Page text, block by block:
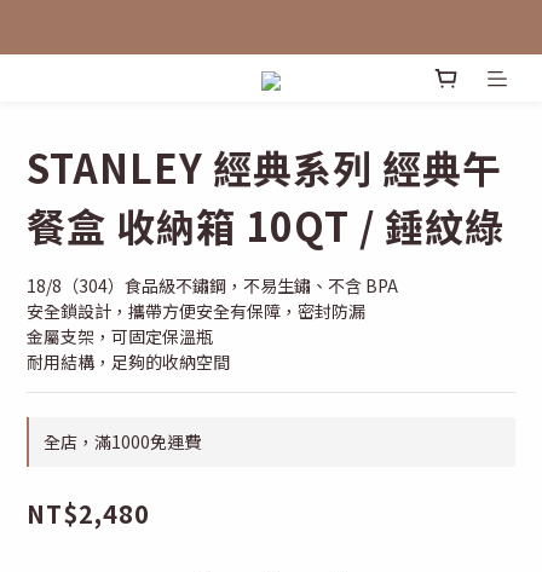
STANLEY 經典系列 經典午
餐盒 收納箱 10QT / 錘紋綠
18/8（304）食品級不鏽鋼，不易生鏽、不含 BPA
安全鎖設計，攜帶方便安全有保障，密封防漏
金屬支架，可固定保溫瓶
耐用結構，足夠的收納空間
全店，滿1000免運費
NT$2,480